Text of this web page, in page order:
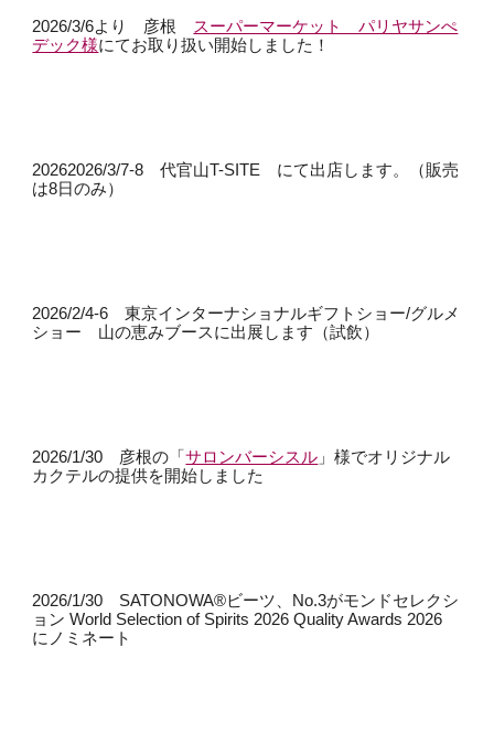
2026/3/6より 彦根 スーパーマーケット パリヤサンぺ
デック様にてお取り扱い開始しました！
20262026/3/7-8 代官山T-SITE にて出店します。（販売
は8日のみ）
2026/2/4-6 東京インターナショナルギフトショー/グルメ
ショー 山の恵みブースに出展します（試飲）
2026/1/30 彦根の 「サロンバーシスル 」様でオリジナル
カクテルの提供を開始しました
2026/1/30 SATONOWA®ビーツ、No.3がモンドセレクシ
ョン World Selection of Spirits 2026 Quality Awards 2026
にノミネート